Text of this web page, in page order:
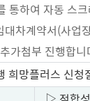
통하여 자동 스
대차계약서(사업
가첨부 진행합니
희망플러스 신청